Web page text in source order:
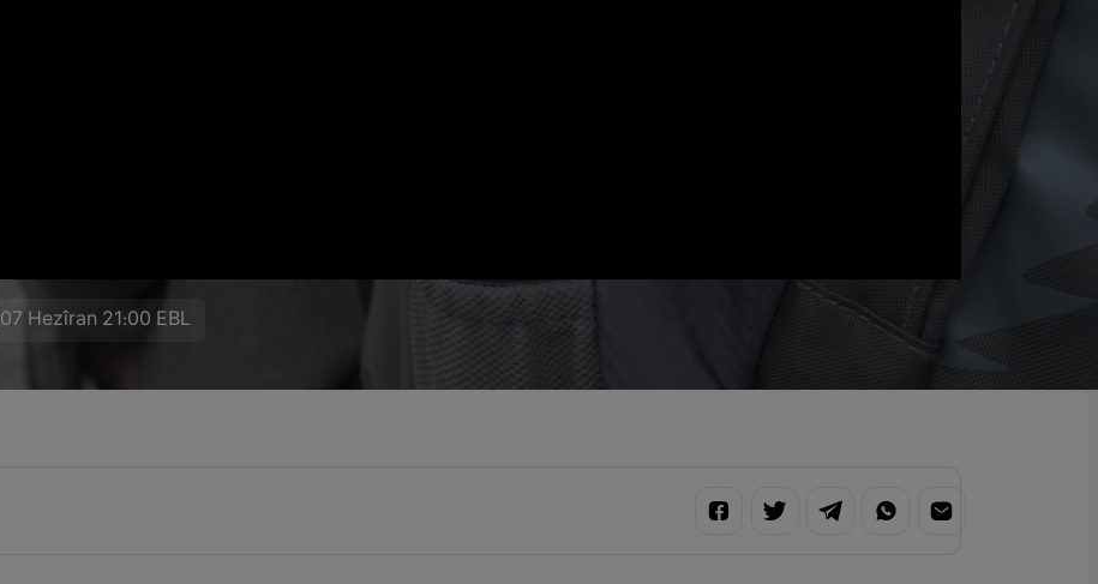
07 Hezîran 21:00 EBL